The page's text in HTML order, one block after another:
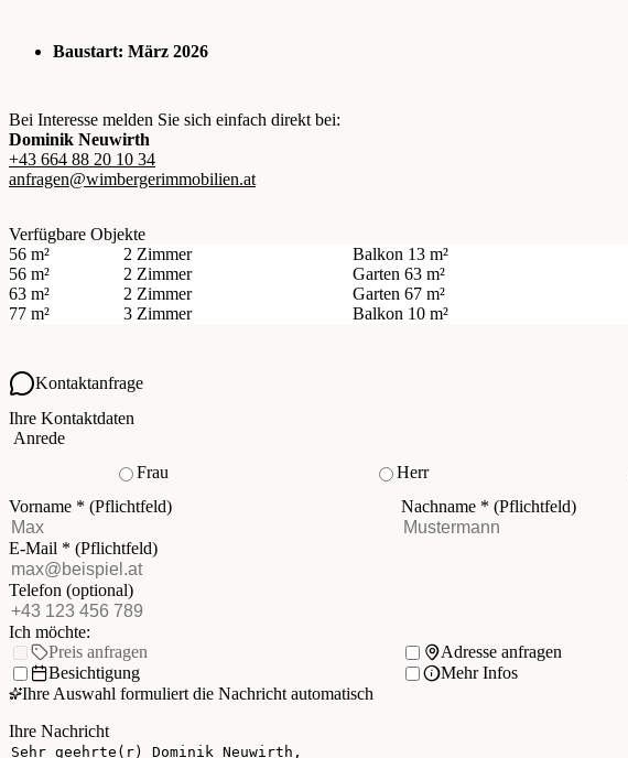
Baustart: März 2026
Bei Interesse melden Sie sich einfach direkt bei:
Dominik Neuwirth
+43 664 88 20 10 34
anfragen@wimbergerimmobilien.at
Verfügbare Objekte
56 m²
2 Zimmer Balkon 13 m²
56 m²
2 Zimmer Garten 63 m²
63 m²
2 Zimmer Garten 67 m²
77 m²
3 Zimmer Balkon 10 m²
Kontaktanfrage
Ihre Kontaktdaten
Anrede
Frau
Herr
Vorname * (Pflichtfeld) Nachname * (Pflichtfeld)
E-Mail * (Pflichtfeld)
Telefon (optional)
Ich möchte:
Preis anfragen
Adresse anfragen
Besichtigung
Mehr Infos
Ihre Auswahl formuliert die Nachricht automatisch
Ihre Nachricht